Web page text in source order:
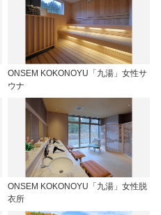
ONSEM KOKONOYU「九湯」女性サ
ウナ
ONSEM KOKONOYU「九湯」女性脱
衣所